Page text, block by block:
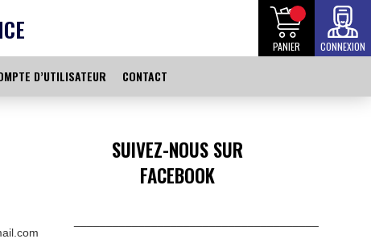
PANIER CONNEXION
D’UTILISATEUR CONTACT
SUIVEZ-NOUS SUR
FACEBOOK